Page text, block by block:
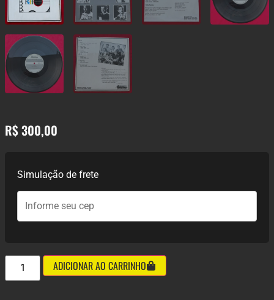
R$300,00
Simulação de frete
ADICIONAR AO CARRINHO